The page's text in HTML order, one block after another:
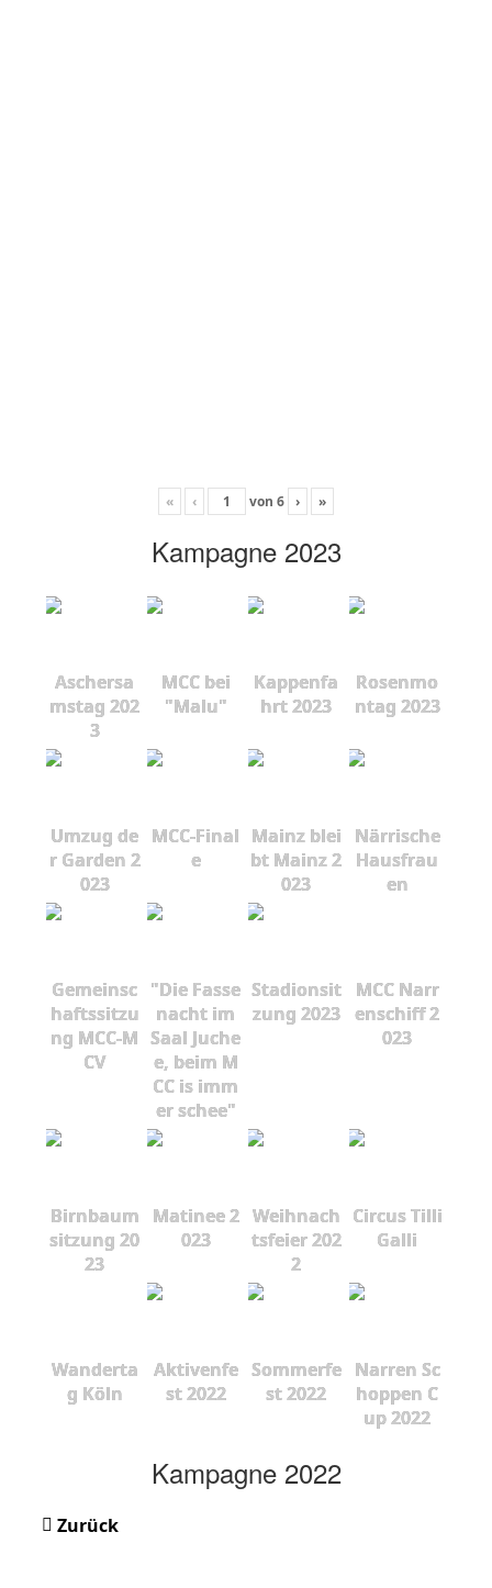
« ‹ von 6 › »
Kampagne 2023
Aschersa
mstag 202
3
MCC bei
"Malu"
Kappenfa
hrt 2023
Rosenmo
ntag 2023
Umzug de
r Garden 2
023
MCC-Final
e
Mainz blei
bt Mainz 2
023
Närrische
Hausfrau
en
Gemeinsc
haftssitzu
ng MCC-M
CV
"Die Fasse
nacht im
Saal Juche
e, beim M
CC is imm
er schee"
Stadionsit
zung 2023
MCC Narr
enschiff 2
023
Birnbaum
sitzung 20
23
Matinee 2
023
Weihnach
tsfeier 202
2
Circus Tilli
Galli
Wanderta
g Köln
Aktivenfe
st 2022
Sommerfe
st 2022
Narren Sc
hoppen C
up 2022
Kampagne 2022
Zurück